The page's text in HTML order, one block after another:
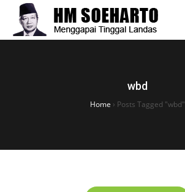
wbd
Home › Posts Tagged "wbd"